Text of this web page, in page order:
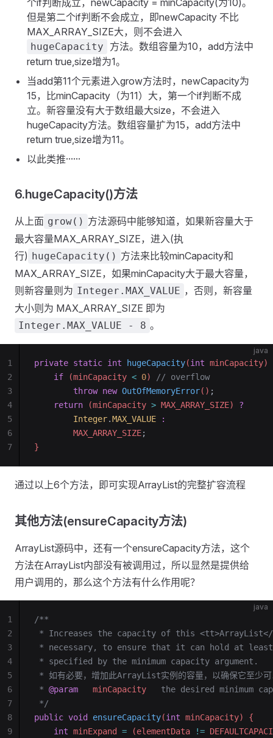
个if判断成立，newCapacity = minCapacity(为10)。
但是第二个if判断不会成立，即newCapacity 不比
MAX_ARRAY_SIZE大，则不会进入
hugeCapacity
方法。数组容量为10，add方法中
return true,size增为1。
当add第11个元素进入grow方法时，newCapacity为
15，比minCapacity（为11）大，第一个if判断不成
立。新容量没有大于数组最大size，不会进入
hugeCapacity方法。数组容量扩为15，add方法中
return true,size增为11。
以此类推······
6.hugeCapacity()方法
从上面 grow() 方法源码中能够知道，如果新容量大于
最大容量MAX_ARRAY_SIZE，进入(执
行) hugeCapacity() 方法来比较minCapacity和
MAX_ARRAY_SIZE，如果minCapacity大于最大容量，
则新容量则为 Integer.MAX_VALUE ，否则，新容量
大小则为 MAX_ARRAY_SIZE 即为
Integer.MAX_VALUE - 8 。
java
private static int hugeCapacity(int minCapacity)
    if
(minCapacity < 0)
// overflow
        throw
new OutOfMemoryError() ;
    return
(minCapacity > MAX_ARRAY_SIZE) ?
        Integer
.MAX_VALUE :
        MAX_ARRAY_SIZE
;
}
1
2
3
4
5
6
7
通过以上6个方法，即可实现ArrayList的完整扩容流程
其他方法(ensureCapacity方法)
ArrayList源码中，还有一个ensureCapacity方法，这个
方法在ArrayList内部没有被调用过，所以显然是提供给
用户调用的，那么这个方法有什么作用呢？
java
/**
* Increases the capacity of this
* necessary, to ensure that it can hold at least
* specified by the minimum capacity argument.
* 如有必要，增加此ArrayList实例的容量，以确保它至少
* @param
   minCapacity
the desired minimum
*/
public void ensureCapacity(int minCapacity) {
    int
minExpand = (elementData !=
1
2
3
4
5
6
7
8
9